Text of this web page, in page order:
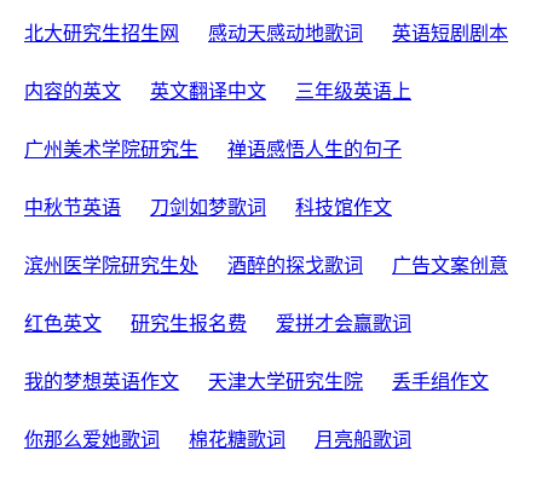
北大研究生招生网 感动天感动地歌词 英语短剧剧本
内容的英文 英文翻译中文 三年级英语上
广州美术学院研究生 禅语感悟人生的句子
中秋节英语 刀剑如梦歌词 科技馆作文
滨州医学院研究生处 酒醉的探戈歌词 广告文案创意
红色英文 研究生报名费 爱拼才会赢歌词
我的梦想英语作文 天津大学研究生院 丢手绢作文
你那么爱她歌词 棉花糖歌词 月亮船歌词